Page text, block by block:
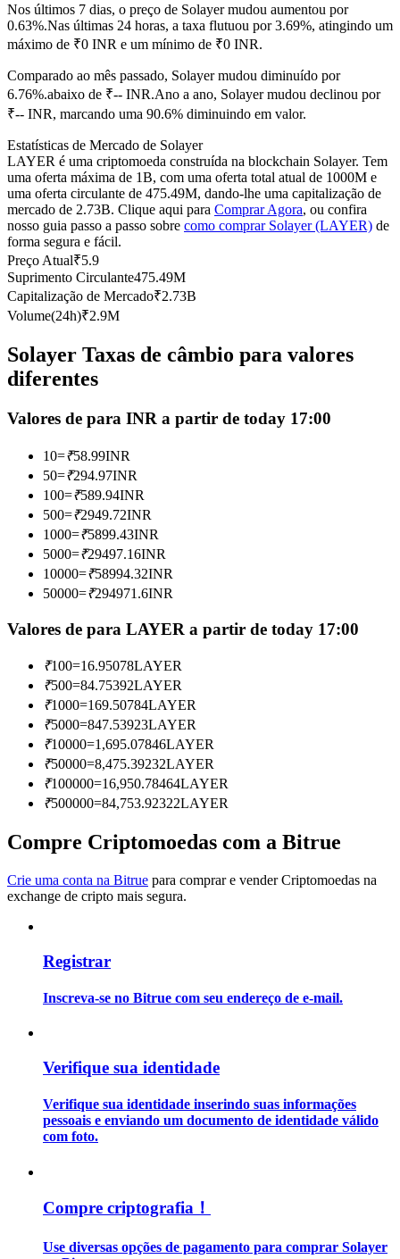
Futuros de USDC
Futuros usando USDC como garantia
Copiar Trading
Junte-se aos principais traders
Torne-se um Trader de Cópias
Desfrute da partilha de lucros e comissões de copy trading
Informação
Análise de big data, incluindo informações comerciais, etc.
Guia
Estratégias de negociação
Aprenda como se manter lucrativo
Nos últimos 7 dias, o preço de Solayer mudou aumentou por
0.63%.Nas últimas 24 horas, a taxa flutuou por 3.69%, atingindo um
máximo de ₹0 INR e um mínimo de ₹0 INR.
Comparado ao mês passado, Solayer mudou diminuído por
6.76%.abaixo de ₹-- INR.Ano a ano, Solayer mudou declinou por
₹-- INR, marcando uma 90.6% diminuindo em valor.
Estatísticas de Mercado de Solayer
LAYER é uma criptomoeda construída na blockchain Solayer. Tem
uma oferta máxima de 1B, com uma oferta total atual de 1000M e
uma oferta circulante de 475.49M, dando-lhe uma capitalização de
mercado de 2.73B. Clique aqui para Comprar Agora, ou confira
nosso guia passo a passo sobre como comprar Solayer (LAYER) de
forma segura e fácil.
Preço Atual₹5.9
Suprimento Circulante475.49M
Capitalização de Mercado₹2.73B
Volume(24h)₹2.9M
Solayer Taxas de câmbio para valores
diferentes
Valores de para INR a partir de today 17:00
10=₹58.99INR
50=₹294.97INR
100=₹589.94INR
500=₹2949.72INR
1000=₹5899.43INR
5000=₹29497.16INR
10000=₹58994.32INR
50000=₹294971.6INR
Valores de para LAYER a partir de today 17:00
₹100=16.95078LAYER
₹500=84.75392LAYER
₹1000=169.50784LAYER
₹5000=847.53923LAYER
₹10000=1,695.07846LAYER
₹50000=8,475.39232LAYER
₹100000=16,950.78464LAYER
₹500000=84,753.92322LAYER
Compre Criptomoedas com a Bitrue
Crie uma conta na Bitrue para comprar e vender Criptomoedas na
exchange de cripto mais segura.
Registrar
Inscreva-se no Bitrue com seu endereço de e-mail.
Verifique sua identidade
Verifique sua identidade inserindo suas informações
pessoais e enviando um documento de identidade válido
com foto.
Compre criptografia！
Use diversas opções de pagamento para comprar Solayer